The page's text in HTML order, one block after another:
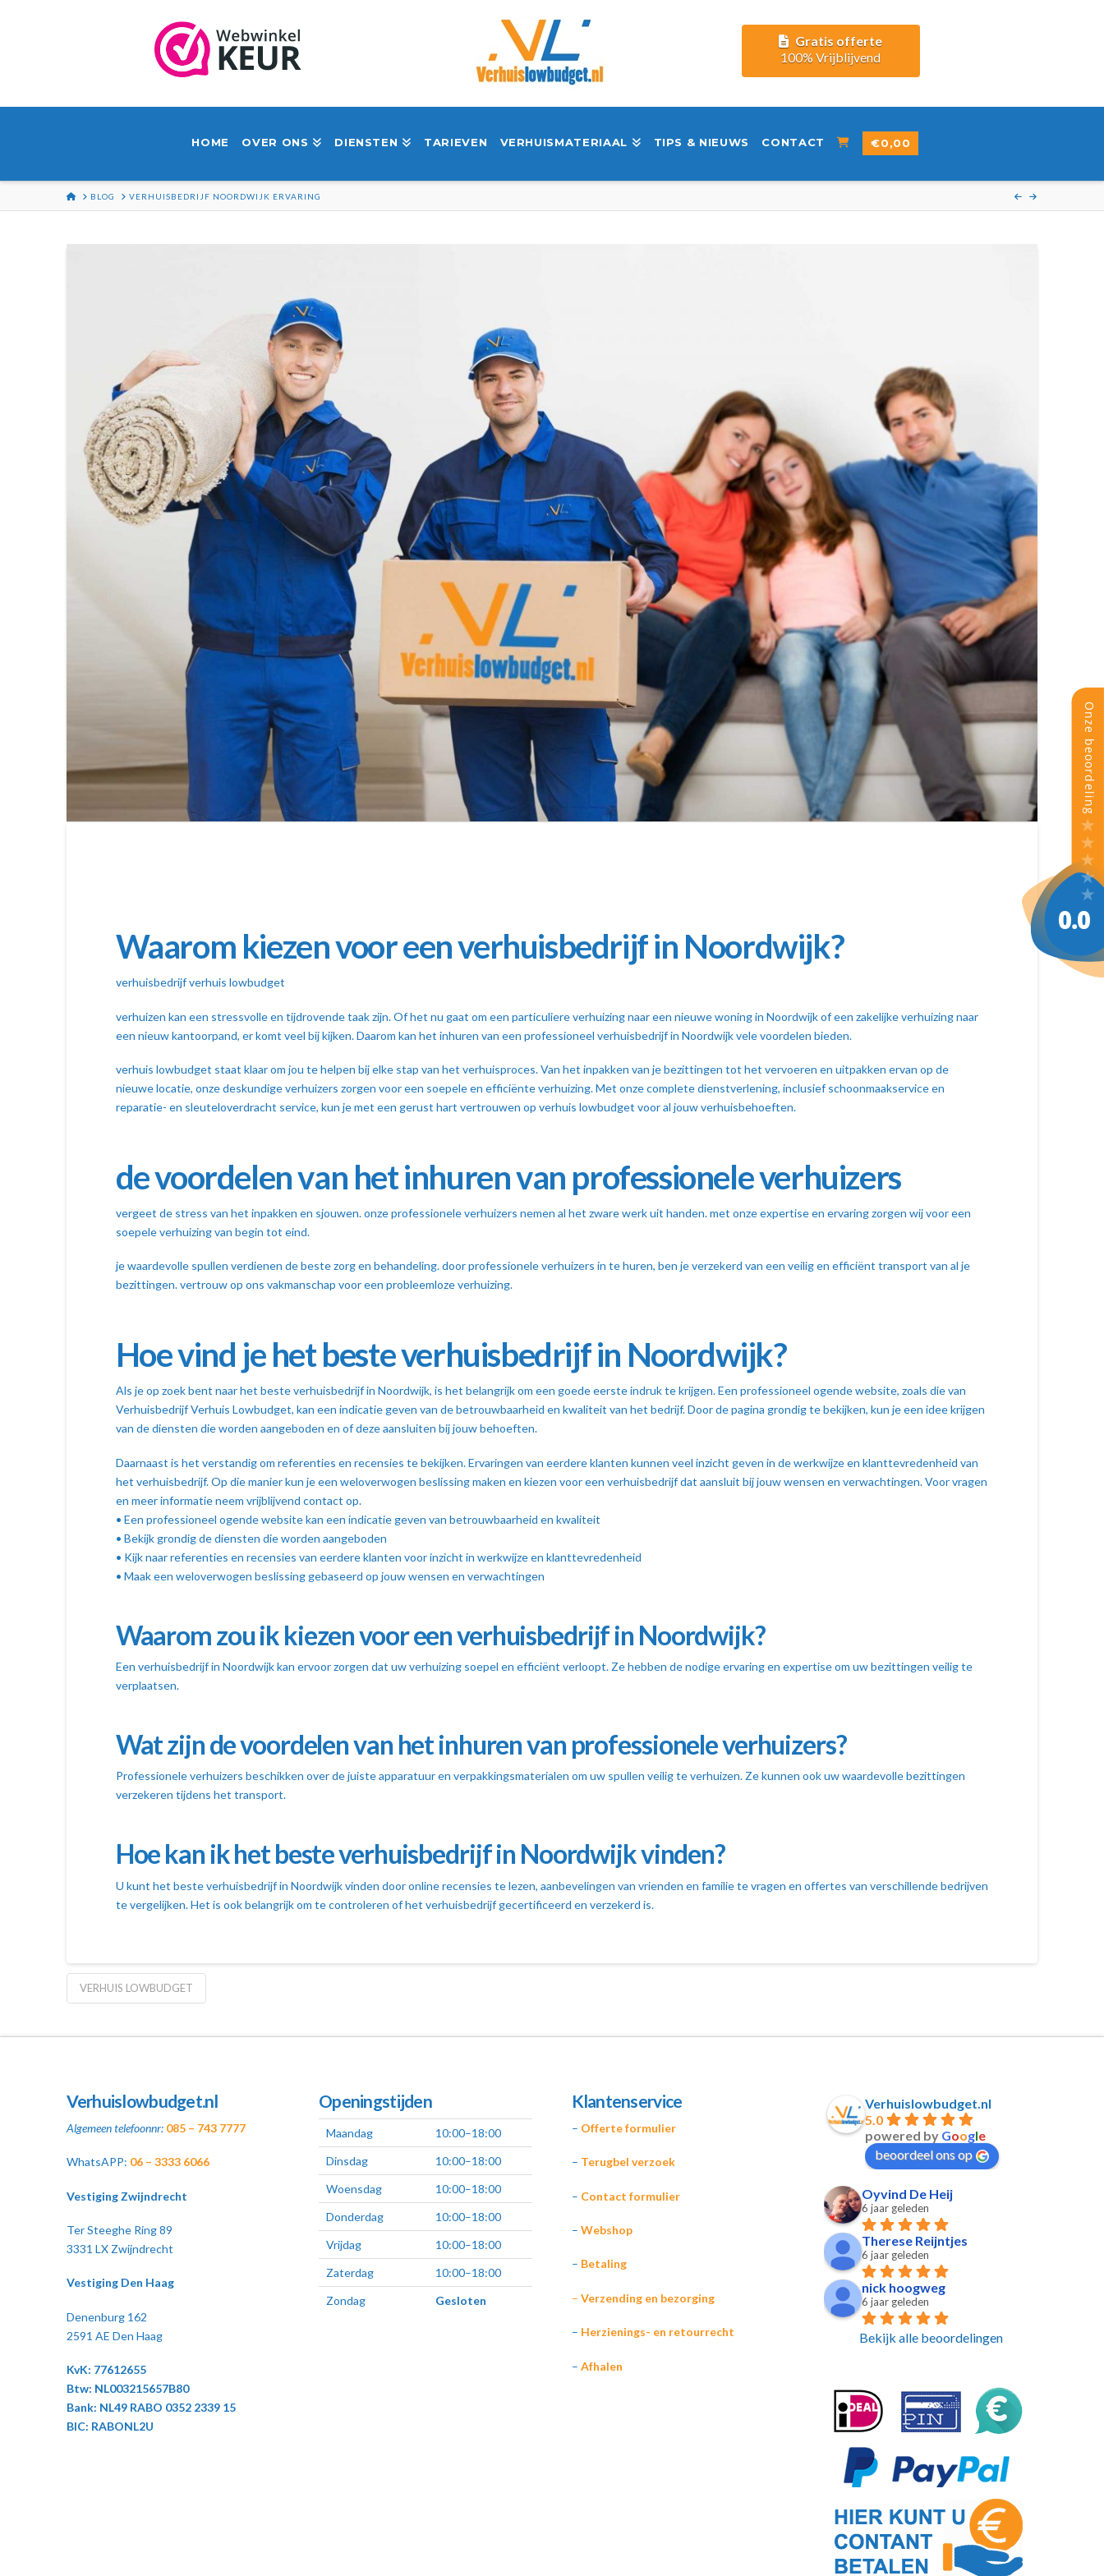
Gratis offerte
100% Vrijblijvend
HOME OVER ONS DIENSTEN TARIEVEN VERHUISMATERIAAL TIPS & NIEUWS CONTACT €0,00
HOME
BLOG VERHUISBEDRIJF NOORDWIJK ERVARING
Waarom kiezen voor een verhuisbedrijf in Noordwijk?
verhuisbedrijf verhuis lowbudget
verhuizen kan een stressvolle en tijdrovende taak zijn. Of het nu gaat om een particuliere verhuizing naar een nieuwe woning in Noordwijk of een zakelijke verhuizing naar
een nieuw kantoorpand, er komt veel bij kijken. Daarom kan het inhuren van een professioneel verhuisbedrijf in Noordwijk vele voordelen bieden.
verhuis lowbudget staat klaar om jou te helpen bij elke stap van het verhuisproces. Van het inpakken van je bezittingen tot het vervoeren en uitpakken ervan op de
nieuwe locatie, onze deskundige verhuizers zorgen voor een soepele en efficiënte verhuizing. Met onze complete dienstverlening, inclusief schoonmaakservice en
reparatie- en sleuteloverdracht service, kun je met een gerust hart vertrouwen op verhuis lowbudget voor al jouw verhuisbehoeften.
de voordelen van het inhuren van professionele verhuizers
vergeet de stress van het inpakken en sjouwen. onze professionele verhuizers nemen al het zware werk uit handen. met onze expertise en ervaring zorgen wij voor een
soepele verhuizing van begin tot eind.
je waardevolle spullen verdienen de beste zorg en behandeling. door professionele verhuizers in te huren, ben je verzekerd van een veilig en efficiënt transport van al je
bezittingen. vertrouw op ons vakmanschap voor een probleemloze verhuizing.
Hoe vind je het beste verhuisbedrijf in Noordwijk?
Als je op zoek bent naar het beste verhuisbedrijf in Noordwijk, is het belangrijk om een goede eerste indruk te krijgen. Een professioneel ogende website, zoals die van
Verhuisbedrijf Verhuis Lowbudget, kan een indicatie geven van de betrouwbaarheid en kwaliteit van het bedrijf. Door de pagina grondig te bekijken, kun je een idee krijgen
van de diensten die worden aangeboden en of deze aansluiten bij jouw behoeften.
Daarnaast is het verstandig om referenties en recensies te bekijken. Ervaringen van eerdere klanten kunnen veel inzicht geven in de werkwijze en klanttevredenheid van
het verhuisbedrijf. Op die manier kun je een weloverwogen beslissing maken en kiezen voor een verhuisbedrijf dat aansluit bij jouw wensen en verwachtingen. Voor vragen
en meer informatie neem vrijblijvend contact op.
• Een professioneel ogende website kan een indicatie geven van betrouwbaarheid en kwaliteit
• Bekijk grondig de diensten die worden aangeboden
• Kijk naar referenties en recensies van eerdere klanten voor inzicht in werkwijze en klanttevredenheid
• Maak een weloverwogen beslissing gebaseerd op jouw wensen en verwachtingen
Waarom zou ik kiezen voor een verhuisbedrijf in Noordwijk?
Een verhuisbedrijf in Noordwijk kan ervoor zorgen dat uw verhuizing soepel en efficiënt verloopt. Ze hebben de nodige ervaring en expertise om uw bezittingen veilig te
verplaatsen.
Wat zijn de voordelen van het inhuren van professionele verhuizers?
Professionele verhuizers beschikken over de juiste apparatuur en verpakkingsmaterialen om uw spullen veilig te verhuizen. Ze kunnen ook uw waardevolle bezittingen
verzekeren tijdens het transport.
Hoe kan ik het beste verhuisbedrijf in Noordwijk vinden?
U kunt het beste verhuisbedrijf in Noordwijk vinden door online recensies te lezen, aanbevelingen van vrienden en familie te vragen en offertes van verschillende bedrijven
te vergelijken. Het is ook belangrijk om te controleren of het verhuisbedrijf gecertificeerd en verzekerd is.
VERHUIS LOWBUDGET
Verhuislowbudget.nl
Algemeen telefoonnr: 085 – 743 7777
WhatsAPP: 06 – 3333 6066
Vestiging Zwijndrecht
Ter Steeghe Ring 89
3331 LX Zwijndrecht
Vestiging Den Haag
Denenburg 162
2591 AE Den Haag
KvK: 77612655
Btw: NL003215657B80
Bank: NL49 RABO 0352 2339 15
BIC: RABONL2U
Openingstijden
Maandag
10:00–18:00
Dinsdag
10:00–18:00
Woensdag
10:00–18:00
Donderdag
10:00–18:00
Vrijdag
10:00–18:00
Zaterdag
10:00–18:00
Zondag
Gesloten
Klantenservice
– Offerte formulier
– Terugbel verzoek
– Contact formulier
– Webshop
– Betaling
– Verzending en bezorging
– Herzienings- en retourrecht
– Afhalen
Verhuislowbudget.nl
5.0
powered by Google
beoordeel ons op
Oyvind De Heij
6 jaar geleden
Therese Reijntjes
6 jaar geleden
nick hoogweg
6 jaar geleden
Bekijk alle beoordelingen